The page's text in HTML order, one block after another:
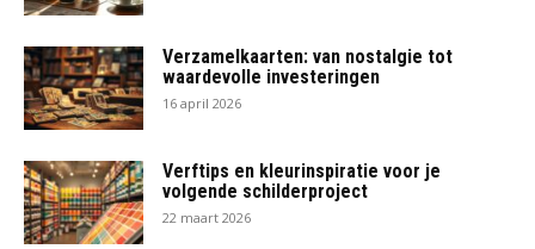
Verzamelkaarten: van nostalgie tot
waardevolle investeringen
16 april 2026
Verftips en kleurinspiratie voor je
volgende schilderproject
22 maart 2026